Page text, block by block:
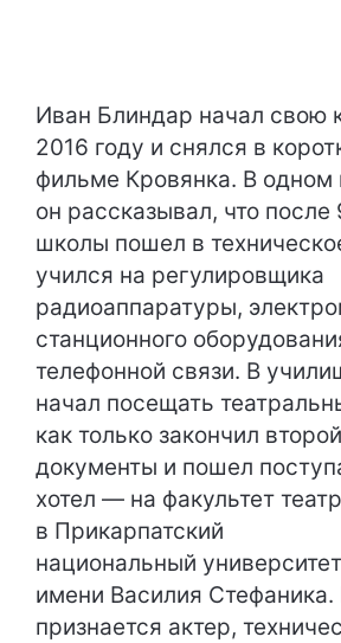
Иван Блиндар начал свою
2016 году и снялся в
фильме Кровянка. В одном
он рассказывал, что после
школы пошел в
учился на регулировщика
радиоаппаратуры,
станционного
телефонной связи. В
начал посещать
как только закончил
документы и пошел
хотел — на факультет
в Прикарпатский
национальный университет
имени Василия
признается актер,